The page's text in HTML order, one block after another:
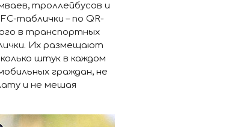
троллейбусов и
таблички – по QR-
в транспортных
Их размещают
штук в каждом
граждан, не
и не мешая